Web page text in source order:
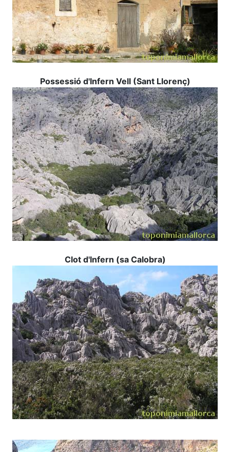
Possessió d'Infern Vell (Sant Llorenç)
Clot d'Infern (sa Calobra)